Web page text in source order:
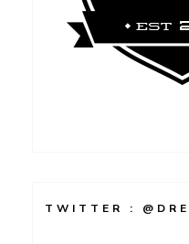
TWITTER :